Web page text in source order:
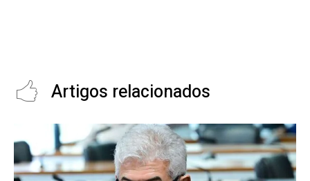
Artigos relacionados